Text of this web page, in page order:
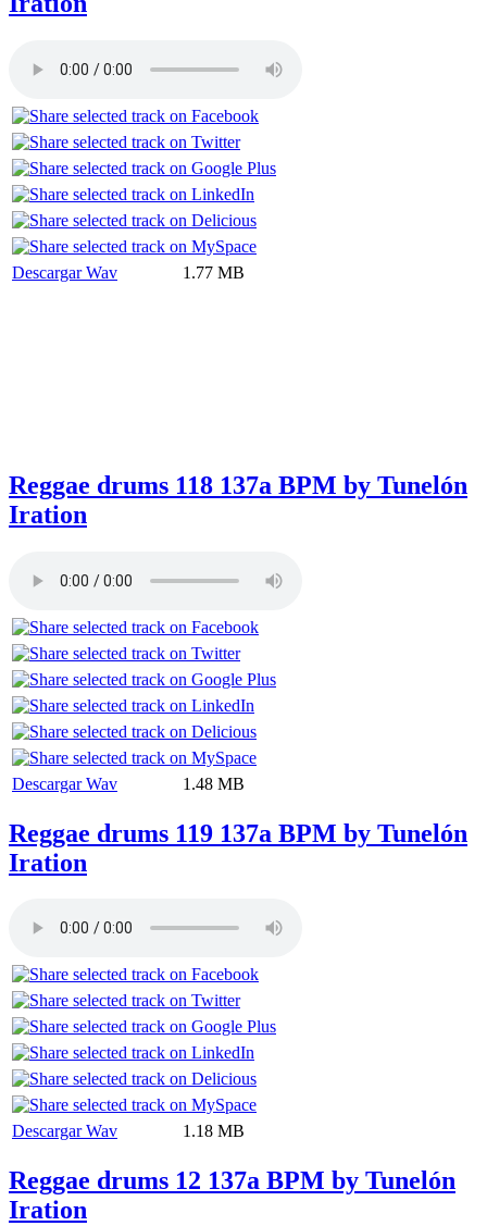
Descargar Wav 1.77 MB
Reggae drums 118 137a BPM by Tunelón
Iration
Descargar Wav 1.48 MB
Reggae drums 119 137a BPM by Tunelón
Iration
Descargar Wav 1.18 MB
Reggae drums 12 137a BPM by Tunelón
Iration